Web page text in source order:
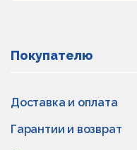
Покупателю
Доставка и оплата
Гарантии и возврат